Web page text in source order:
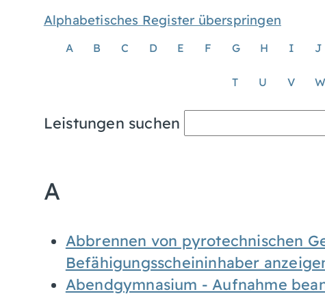
Alphabetisches Register überspringen
A B C D E F G H I J
T U V W
Leistungen suchen
A
Abbrennen von pyrotechnischen
Befähigungsscheininhaber
Abendgymnasium - Aufnahme